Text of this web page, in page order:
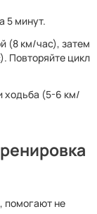
5 минут.
(8 км/час), затем
Повторяйте цикл
ходьба (5-6 км/
помогают не